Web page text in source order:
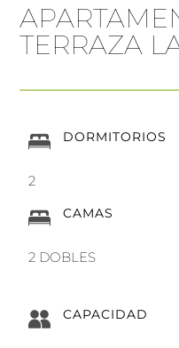
TERRAZA
DORMITORIOS
2
CAMAS
2 DOBLES
CAPACIDAD